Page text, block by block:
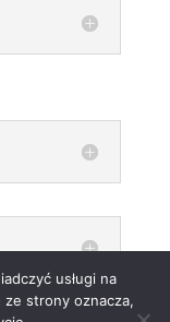
usługi na
ze strony oznacza,